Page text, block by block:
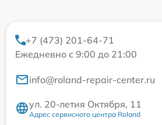
+7 (473) 201-64-71
Ежедневно с 9:00 до 21:00
info@roland-repair-center.ru
ул. 20-летия Октября, 11
Адрес сервисного центра Roland